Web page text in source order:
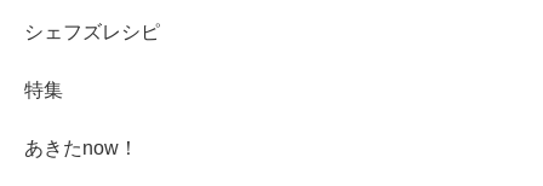
シェフズレシピ
特集
あきたnow！